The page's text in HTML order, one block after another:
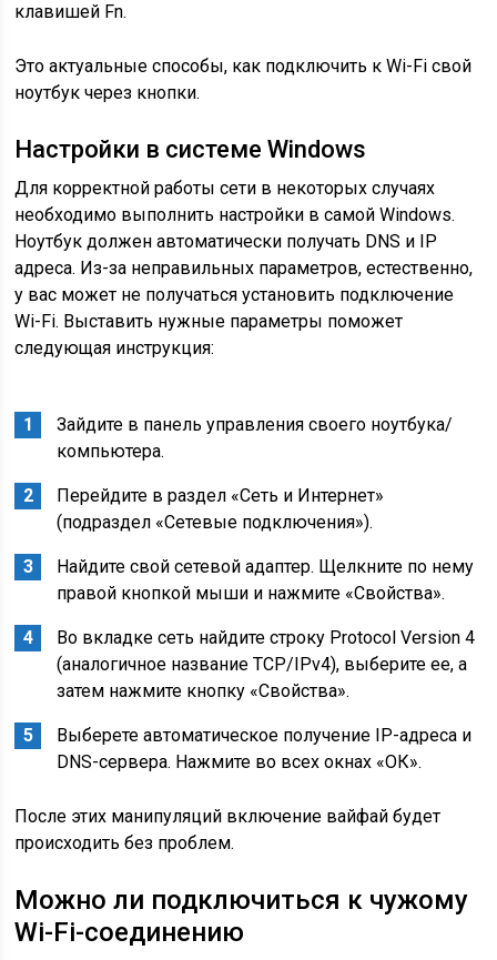
клавишей Fn.
Это актуальные способы, как подключить к Wi-Fi свой
ноутбук через кнопки.
Настройки в системе Windows
Для корректной работы сети в некоторых случаях
необходимо выполнить настройки в самой Windows.
Ноутбук должен автоматически получать DNS и IP
адреса. Из-за неправильных параметров, естественно,
у вас может не получаться установить подключение
Wi-Fi. Выставить нужные параметры поможет
следующая инструкция:
Зайдите в панель управления своего ноутбука/
компьютера.
Перейдите в раздел «Сеть и Интернет»
(подраздел «Сетевые подключения»).
Найдите свой сетевой адаптер. Щелкните по нему
правой кнопкой мыши и нажмите «Свойства».
Во вкладке сеть найдите строку Protocol Version 4
(аналогичное название TCP/IPv4), выберите ее, а
затем нажмите кнопку «Свойства».
Выберете автоматическое получение IP-адреса и
DNS-сервера. Нажмите во всех окнах «ОК».
После этих манипуляций включение вайфай будет
происходить без проблем.
Можно ли подключиться к чужому
Wi-Fi-соединению